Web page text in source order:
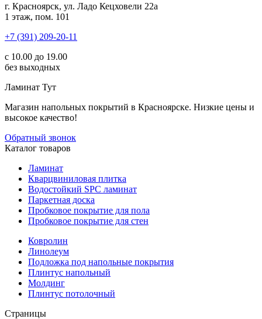
г. Красноярск, ул. Ладо Кецховели 22а
1 этаж, пом. 101
+7 (391) 209-20-11
с 10.00 до 19.00
без выходных
Ламинат Тут
Магазин напольных покрытий в Красноярске. Низкие цены и
высокое качество!
Обратный звонок
Каталог товаров
Ламинат
Кварцвиниловая плитка
Водостойкий SPC ламинат
Паркетная доска
Пробковое покрытие для пола
Пробковое покрытие для стен
Ковролин
Линолеум
Подложка под напольные покрытия
Плинтус напольный
Молдинг
Плинтус потолочный
Страницы